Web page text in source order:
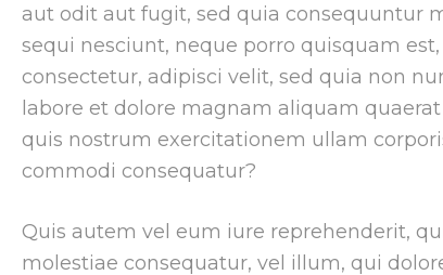
aut odit aut fugit, sed quia consequuntur
sequi nesciunt, neque porro quisquam
consectetur, adipisci velit, sed quia non
labore et dolore magnam aliquam
quis nostrum exercitationem ullam
commodi consequatur?
Quis autem vel eum iure reprehenderit,
molestiae consequatur, vel illum, qui